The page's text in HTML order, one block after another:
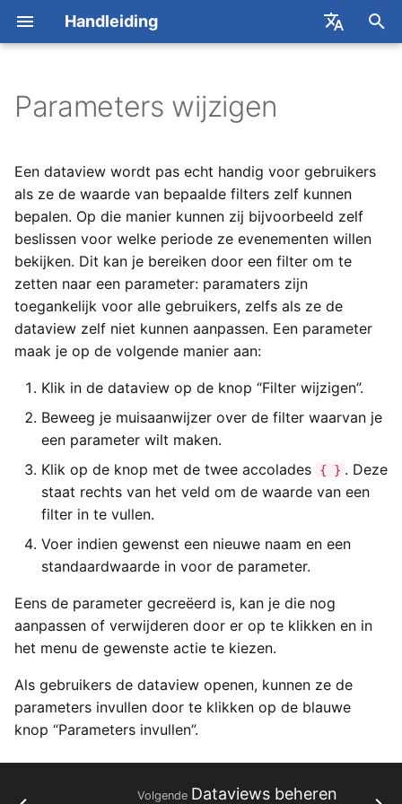
Handleiding
e
n
i
n
t
e
n
Evenementen Concepten
Evenementenkalender
Basisacties
Infovenster
Zoekvenster
Beschikbaarheid
Evenementgroepen
Van start
Acties
Voorbeeld
Resources
Concepten
Beheren
Boeken
Medewerkers plannen
Prijzen
Werkelijke waardes
Contacten
Concepten
Beheren
Boeken
Zoeken
Teamplanner
Concepten
Planning opstellen
Roosters en timesheets
Dagdelen aanmaken
Contracten
Zoektaal
Zoekvensters
Zoekopdrachten
Zoekopdrachten
combineren
Lijst van scopes
Lijst van keywords
Updates
Detailvenster
Instellen
Gebruikersinstellingen
Algemeen Custom data
Tabbladen
Labels en beschrijvingen
Gebruikers
Gebruikers
Gebruikersgroepen
Rechtensjablonen
Rechten
Single Sign-on
Evenementen
Teams
Resources
Contacten
Zoeken
Importeren
Bestanden
Integraties
Systeemvoorkeuren
Verouderde en verwijderde
functionaliteit
Rechten
Roosters publiceren
Prijsdefinities in bulk
bijwerken
Contactgegevens
aanpassen in externe
software
Tips & tricks voor
integraties en API-sleutels
Types van externe
gegevens
Tijden invoeren
Rapporten gebruiken
Rapporten aanvragen
Algemene sjablonen
Evenementsjablonen
ActiveTickets
AFAS
Alfa Export
Cevi Export
Excel Add-in
Excel-integratie
(verouderd)
Exchange
Generieke ticketing module
Mercurius Export
Tessitura
Universe
REST API
Webhooks API
Dataviews API
Generic Ticketing API
Generic Ticketing
Introduction
2026
2025
Yesplan 32, dec 2024
Yesplan 31, apr 2024
Yesplan 30, nov 2023
Yesplan 29, apr 2023
Yesplan 28, mrt 2022
Yesplan 27, jul 2020
Yesplan 26.2, apr 2020
Yesplan 26.1, nov 2019
Yesplan 26, okt 2019
Yesplan 25, nov 2018
Yesplan 24, jun 2018
Yesplan 1.23, nov 2017
Yesplan 1.22, jun 2017
Contact met Yesplan
Online vergaderingen
Parameters wijzigen
Een dataview wordt pas echt handig voor gebruikers
als ze de waarde van bepaalde filters zelf kunnen
bepalen. Op die manier kunnen zij bijvoorbeeld zelf
beslissen voor welke periode ze evenementen willen
bekijken. Dit kan je bereiken door een filter om te
zetten naar een parameter: paramaters zijn
toegankelijk voor alle gebruikers, zelfs als ze de
dataview zelf niet kunnen aanpassen. Een parameter
maak je op de volgende manier aan:
Klik in de dataview op de knop “Filter wijzigen”.
Beweeg je muisaanwijzer over de filter waarvan je
een parameter wilt maken.
Klik op de knop met de twee accolades
{ } . Deze
staat rechts van het veld om de waarde van een
filter in te vullen.
Voer indien gewenst een nieuwe naam en een
standaardwaarde in voor de parameter.
Eens de parameter gecreëerd is, kan je die nog
aanpassen of verwijderen door er op te klikken en in
het menu de gewenste actie te kiezen.
Als gebruikers de dataview openen, kunnen ze de
parameters invullen door te klikken op de blauwe
knop “Parameters invullen”.
Volgende Dataviews beheren